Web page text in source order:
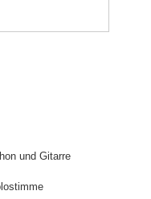
und Gitarre